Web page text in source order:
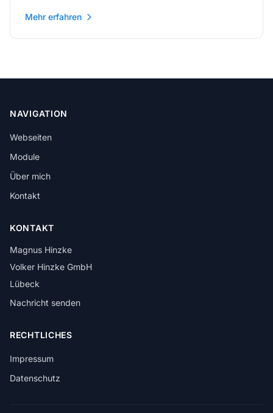
Mehr erfahren
NAVIGATION
Webseiten
Module
Über mich
Kontakt
KONTAKT
Magnus Hinzke
Volker Hinzke GmbH
Lübeck
Nachricht senden
RECHTLICHES
Impressum
Datenschutz